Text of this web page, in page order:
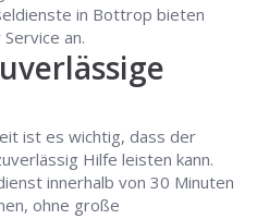
in Bottrop bieten
an.
ist es wichtig, dass der
Hilfe leisten kann.
innerhalb von 30 Minuten
ohne große